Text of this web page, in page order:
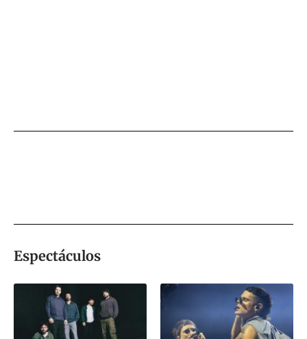
Espectáculos